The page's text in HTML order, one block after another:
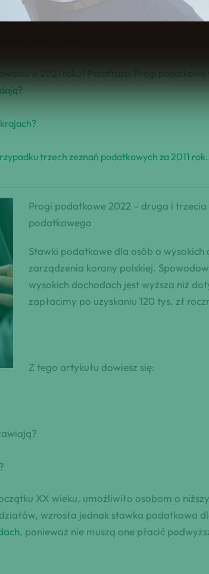
podatkowego
w 2021 roku? Parafraza: Progi podatkowe
trzech zeznań podatkowych za 2011 rok.
Progi podatkowe 2022 – druga i
podatkowego
Stawki podatkowe dla osób o wysokich
zarządzenia korony polskiej.
wysokich dochodach jest wyższa niż
zapłacimy po uzyskaniu 120 tys. zł
Z tego artykułu dowiesz się:
XX wieku, umożliwiło osobom o
wzrosła jednak stawka podatkowa
, ponieważ nie muszą one płacić